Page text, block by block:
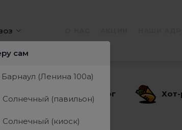
сам
Барнаул (Ленина 100а)
Солнечный (павильон)
Солнечный (киоск)
Хот-дог